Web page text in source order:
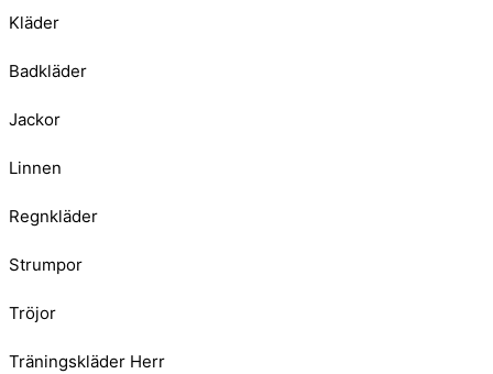
Kläder
Badkläder
Jackor
Linnen
Regnkläder
Strumpor
Tröjor
Träningskläder Herr